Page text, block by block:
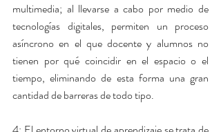
multimedia; al llevarse a cabo por medio de
tecnologías digitales, permiten un proceso
asíncrono en el que docente y alumnos no
tienen por qué coincidir en el espacio o el
tiempo, eliminando de esta forma una gran
cantidad de barreras de todo tipo.